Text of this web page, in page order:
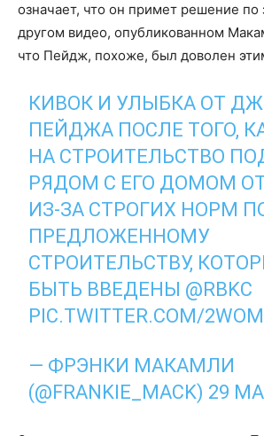
означает, что он примет решение по
другом видео, опубликованном
что Пейдж, похоже, был доволен
КИВОК И УЛЫБКА ОТ
ПЕЙДЖА ПОСЛЕ ТОГО,
НА СТРОИТЕЛЬСТВО
РЯДОМ С ЕГО ДОМОМ
ИЗ-ЗА СТРОГИХ НОРМ
ПРЕДЛОЖЕННОМУ
СТРОИТЕЛЬСТВУ,
БЫТЬ ВВЕДЕНЫ @RBKC
PIC.TWITTER.COM/
— ФРЭНКИ МАКАМЛИ
(@FRANKIE_MACK) 29